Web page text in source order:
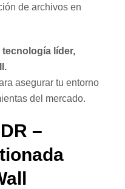
de archivos en
tecnología líder,
asegurar tu entorno
del mercado.
–